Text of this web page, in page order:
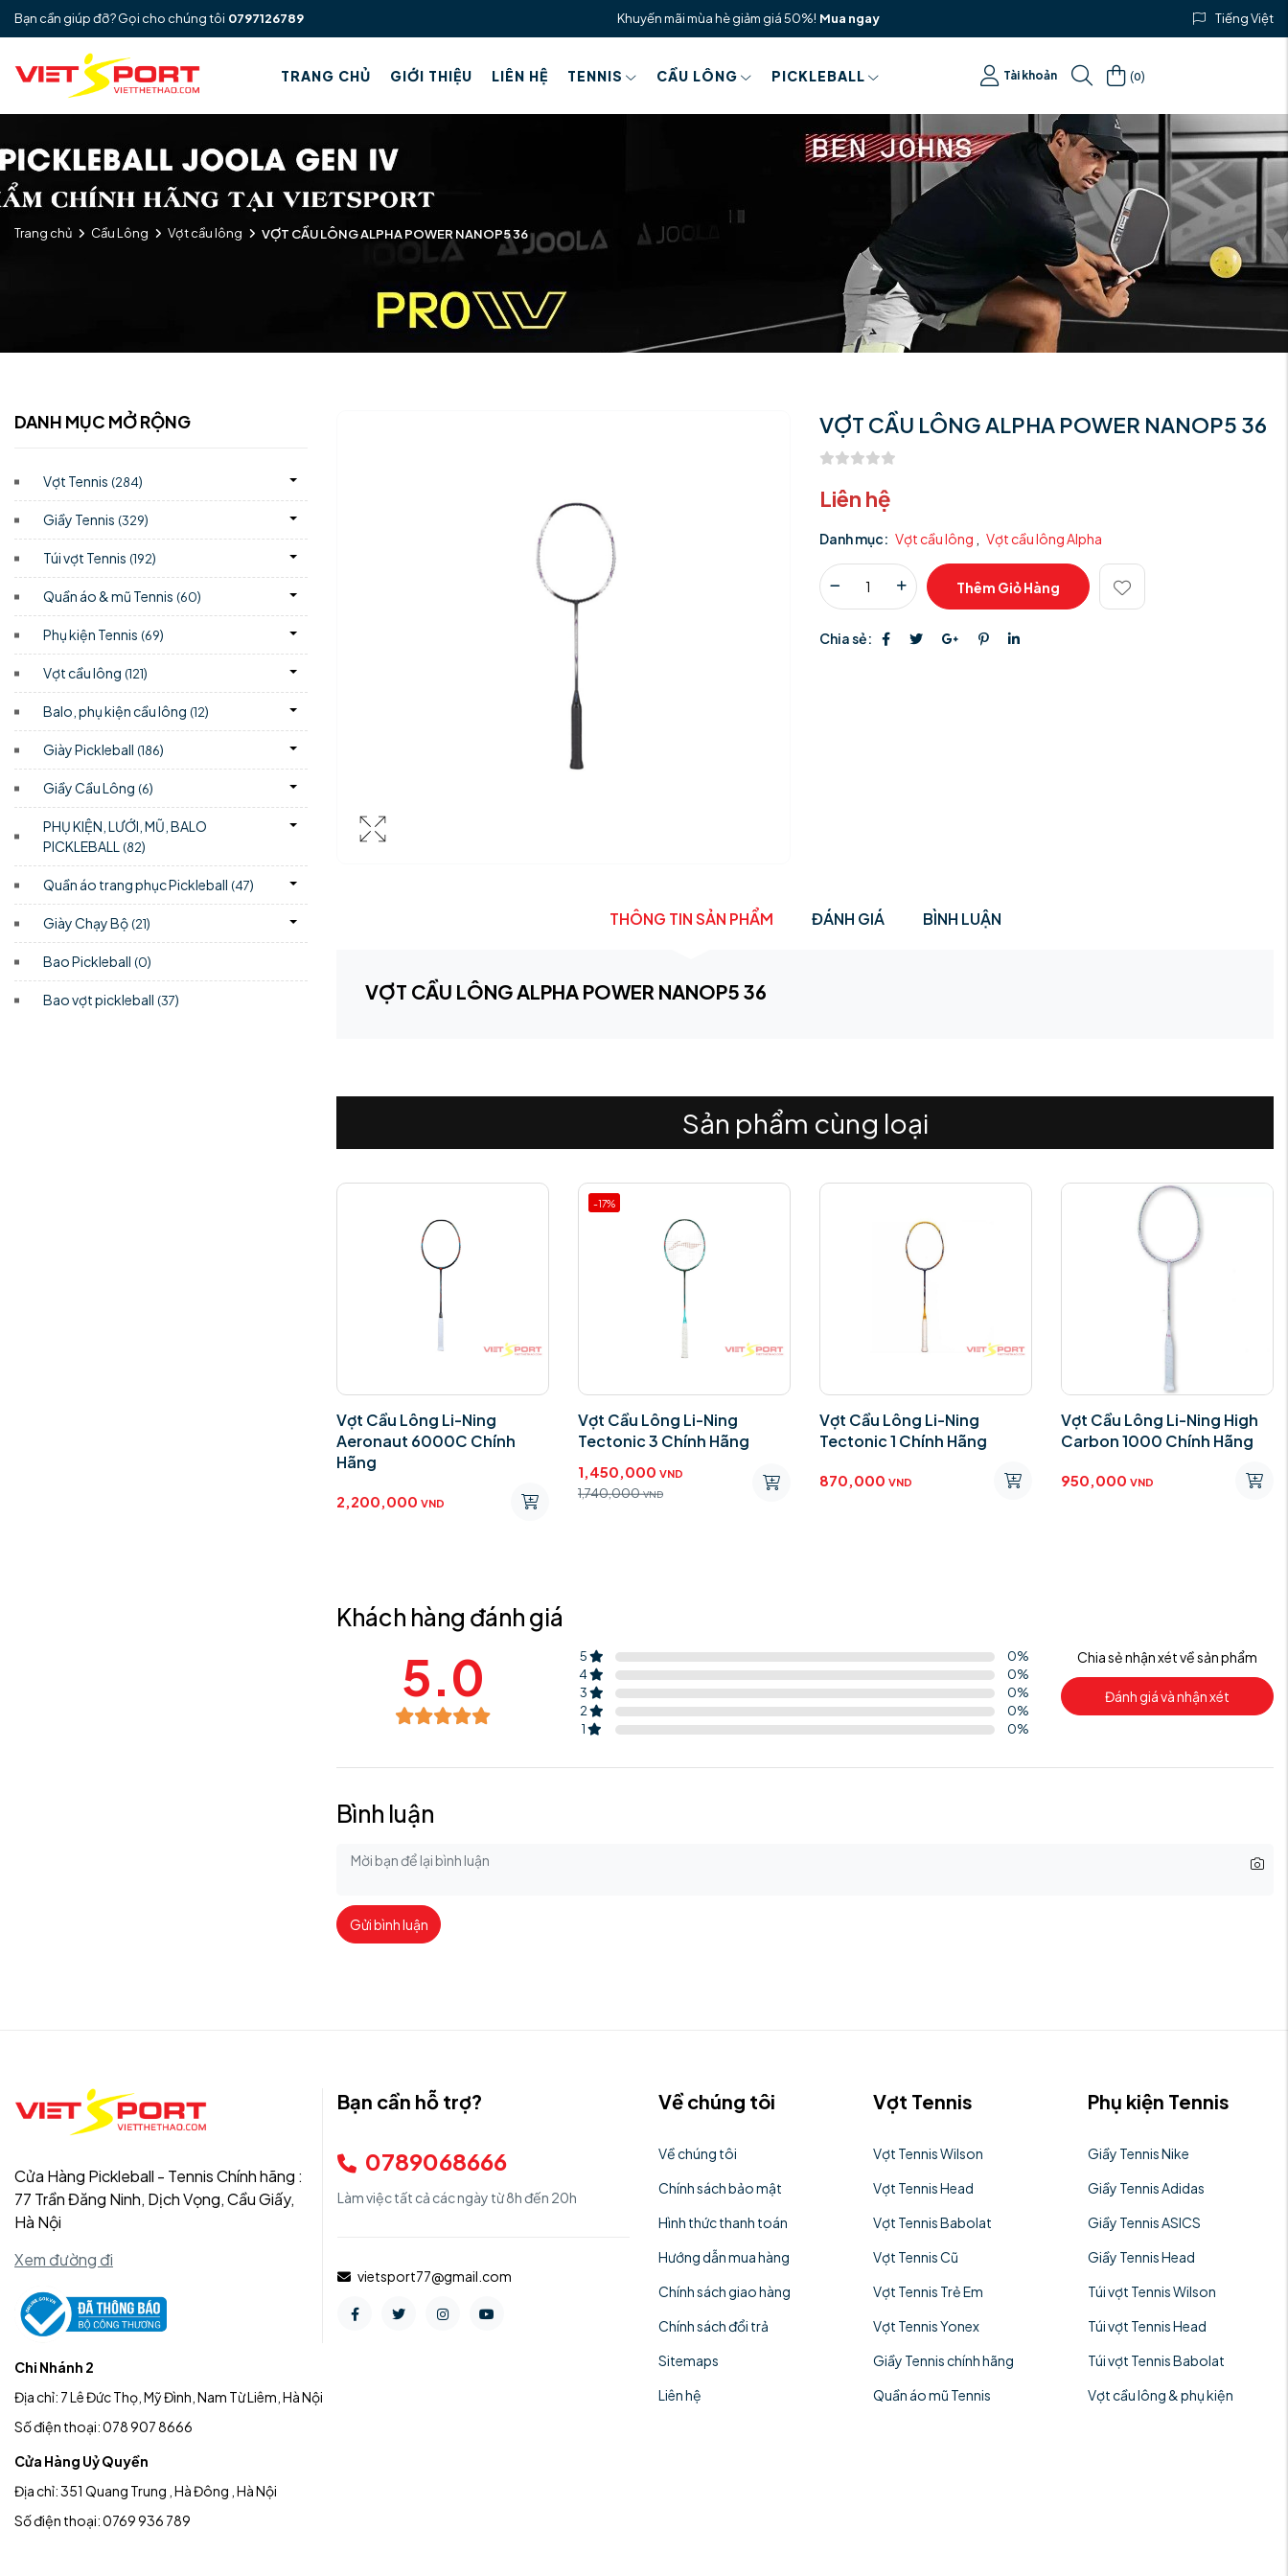
Bạn cần giúp đỡ? Gọi cho chúng tôi 0797126789 Khuyến mãi mùa hè giảm giá 50%! Mua ngay Tiếng Việt
TRANG CHỦ GIỚI THIỆU LIÊN HỆ TENNIS CẦU LÔNG PICKLEBALL Tài khoản (0)
Trang chủ Cầu Lông Vợt cầu lông VỢT CẦU LÔNG ALPHA POWER NANOP5 36
DANH MỤC MỞ RỘNG
Vợt Tennis (284)
Giầy Tennis (329)
Túi vợt Tennis (192)
Quần áo & mũ Tennis (60)
Phụ kiện Tennis (69)
Vợt cầu lông (121)
Balo, phụ kiện cầu lông (12)
Giày Pickleball (186)
Giầy Cầu Lông (6)
PHỤ KIỆN, LƯỚI, MŨ, BALO
PICKLEBALL (82)
Quần áo trang phục Pickleball (47)
Giày Chạy Bộ (21)
Bao Pickleball (0)
Bao vợt pickleball (37)
VỢT CẦU LÔNG ALPHA POWER NANOP5 36
Liên hệ
Danh mục: Vợt cầu lông Vợt cầu lông Alpha
Thêm Giỏ Hàng
Chia sẻ:
THÔNG TIN SẢN PHẨM ĐÁNH GIÁ BÌNH LUẬN
VỢT CẦU LÔNG ALPHA POWER NANOP5 36
Sản phẩm cùng loại
Vợt Cầu Lông Li-Ning
Aeronaut 6000C Chính
Hãng
2,200,000 VND
-17%
Vợt Cầu Lông Li-Ning
Tectonic 3 Chính Hãng
1,450,000 VND
1,740,000 VND
Vợt Cầu Lông Li-Ning
Tectonic 1 Chính Hãng
870,000 VND
Vợt Cầu Lông Li-Ning High
Carbon 1000 Chính Hãng
950,000 VND
Khách hàng đánh giá
5.0 5 0%
4
0%
3
0%
2
0%
1
0%
Chia sẻ nhận xét về sản phẩm
Đánh giá và nhận xét
Bình luận
Gửi bình luận
Cửa Hàng Pickleball - Tennis Chính hãng :
77 Trần Đăng Ninh, Dịch Vọng, Cầu Giấy,
Hà Nội
Xem đường đi
Bạn cần hỗ trợ?
0789068666
Làm việc tất cả các ngày từ 8h đến 20h
vietsport77@gmail.com
Chi Nhánh 2
Địa chỉ: 7 Lê Đức Thọ, Mỹ Đình, Nam Từ Liêm, Hà Nội
Số điện thoại: 078 907 8666
Cửa Hàng Uỷ Quyền
Địa chỉ: 351 Quang Trung , Hà Đông , Hà Nội
Số điện thoại: 0769 936 789
Về chúng tôi
Về chúng tôi
Chính sách bảo mật
Hình thức thanh toán
Hướng dẫn mua hàng
Chính sách giao hàng
Chính sách đổi trả
Sitemaps
Liên hệ
Vợt Tennis
Vợt Tennis Wilson
Vợt Tennis Head
Vợt Tennis Babolat
Vợt Tennis Cũ
Vợt Tennis Trẻ Em
Vợt Tennis Yonex
Giầy Tennis chính hãng
Quần áo mũ Tennis
Phụ kiện Tennis
Giầy Tennis Nike
Giầy Tennis Adidas
Giầy Tennis ASICS
Giầy Tennis Head
Túi vợt Tennis Wilson
Túi vợt Tennis Head
Túi vợt Tennis Babolat
Vợt cầu lông & phụ kiện